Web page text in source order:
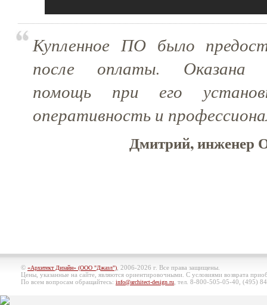
Купленное ПО было
после оплаты. Оказана
помощь при его
оперативность и
Дмитрий,
© «Архитект Дизайн» (ООО "Джазл") , 2006-2026 г. Все права защищены.
Цены, указанные на сайте, являются ориентировочными. С условиями возврата
По всем вопросам обращайтесь: info@architect-design.ru , тел. 8-800-505-05-40, (495)